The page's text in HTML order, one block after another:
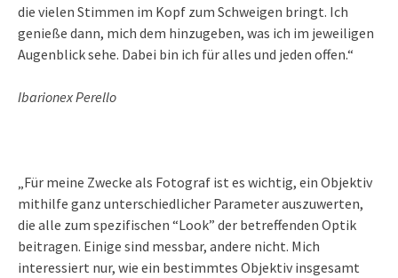
die vielen Stimmen im Kopf zum Schweigen bringt. Ich
genieße dann, mich dem hinzugeben, was ich im jeweiligen
Augenblick sehe. Dabei bin ich für alles und jeden offen.“
Ibarionex Perello
„Für meine Zwecke als Fotograf ist es wichtig, ein Objektiv
mithilfe ganz unterschiedlicher Parameter auszuwerten,
die alle zum spezifischen “Look” der betreffenden Optik
beitragen. Einige sind messbar, andere nicht. Mich
interessiert nur, wie ein bestimmtes Objektiv insgesamt